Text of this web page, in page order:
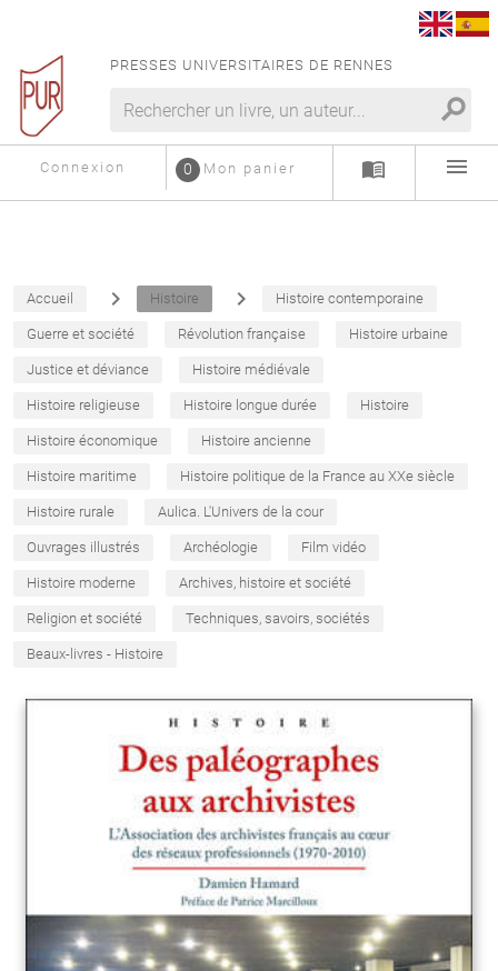
PRESSES UNIVERSITAIRES DE RENNES
search
Connexion Mon panier
0 menu_book menu
Accueil navigate_next Histoire navigate_next Histoire contemporaine
Guerre et société Révolution française Histoire urbaine
Justice et déviance Histoire médiévale
Histoire religieuse Histoire longue durée Histoire
Histoire économique Histoire ancienne
Histoire maritime Histoire politique de la France au XXe siècle
Histoire rurale Aulica. L'Univers de la cour
Ouvrages illustrés Archéologie Film vidéo
Histoire moderne Archives, histoire et société
Religion et société Techniques, savoirs, sociétés
Beaux-livres - Histoire